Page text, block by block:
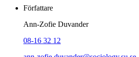
Författare
Ann-Zofie Duvander
08-16 32 12